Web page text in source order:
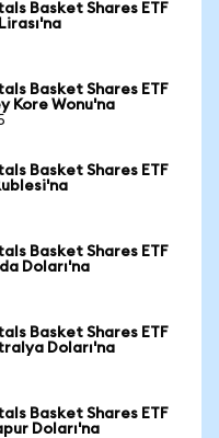
Basket Shares ETF
Basket Shares ETF
Kore Wonu'na
Basket Shares ETF
Basket Shares ETF
Doları'na
Basket Shares ETF
Doları'na
Basket Shares ETF
Doları'na